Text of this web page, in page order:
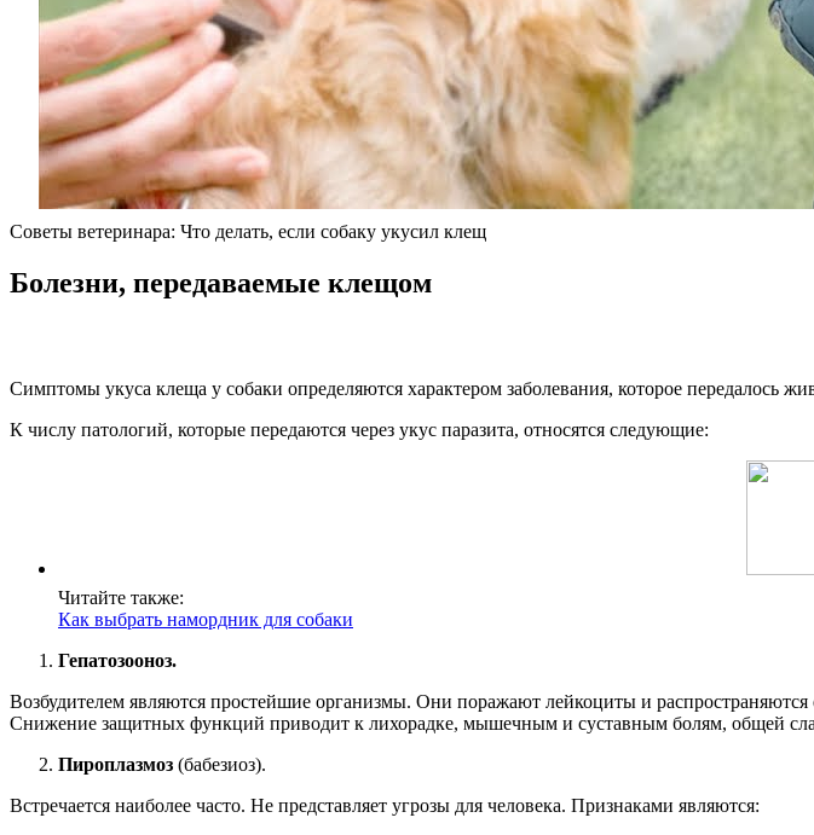
Советы ветеринара: Что делать, если собаку укусил клещ
Болезни, передаваемые клещом
Симптомы укуса клеща у собаки определяются характером заболевания, которое передалось
К числу патологий, которые передаются через укус паразита, относятся следующие:
Читайте также:
Как выбрать намордник для собаки
Гепатозооноз.
Возбудителем являются простейшие организмы. Они поражают лейкоциты и
Снижение защитных функций приводит к лихорадке, мышечным и суставным болям, общей
Пироплазмоз (бабезиоз).
Встречается наиболее часто. Не представляет угрозы для человека. Признаками являются: